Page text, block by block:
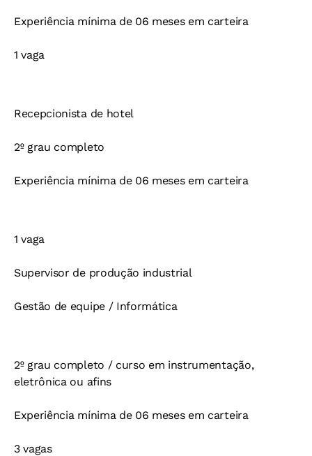
Experiência mínima de 06 meses em carteira
1 vaga
Recepcionista de hotel
2º grau completo
Experiência mínima de 06 meses em carteira
1 vaga
Supervisor de produção industrial
Gestão de equipe / Informática
2º grau completo / curso em instrumentação,
eletrônica ou afins
Experiência mínima de 06 meses em carteira
3 vagas